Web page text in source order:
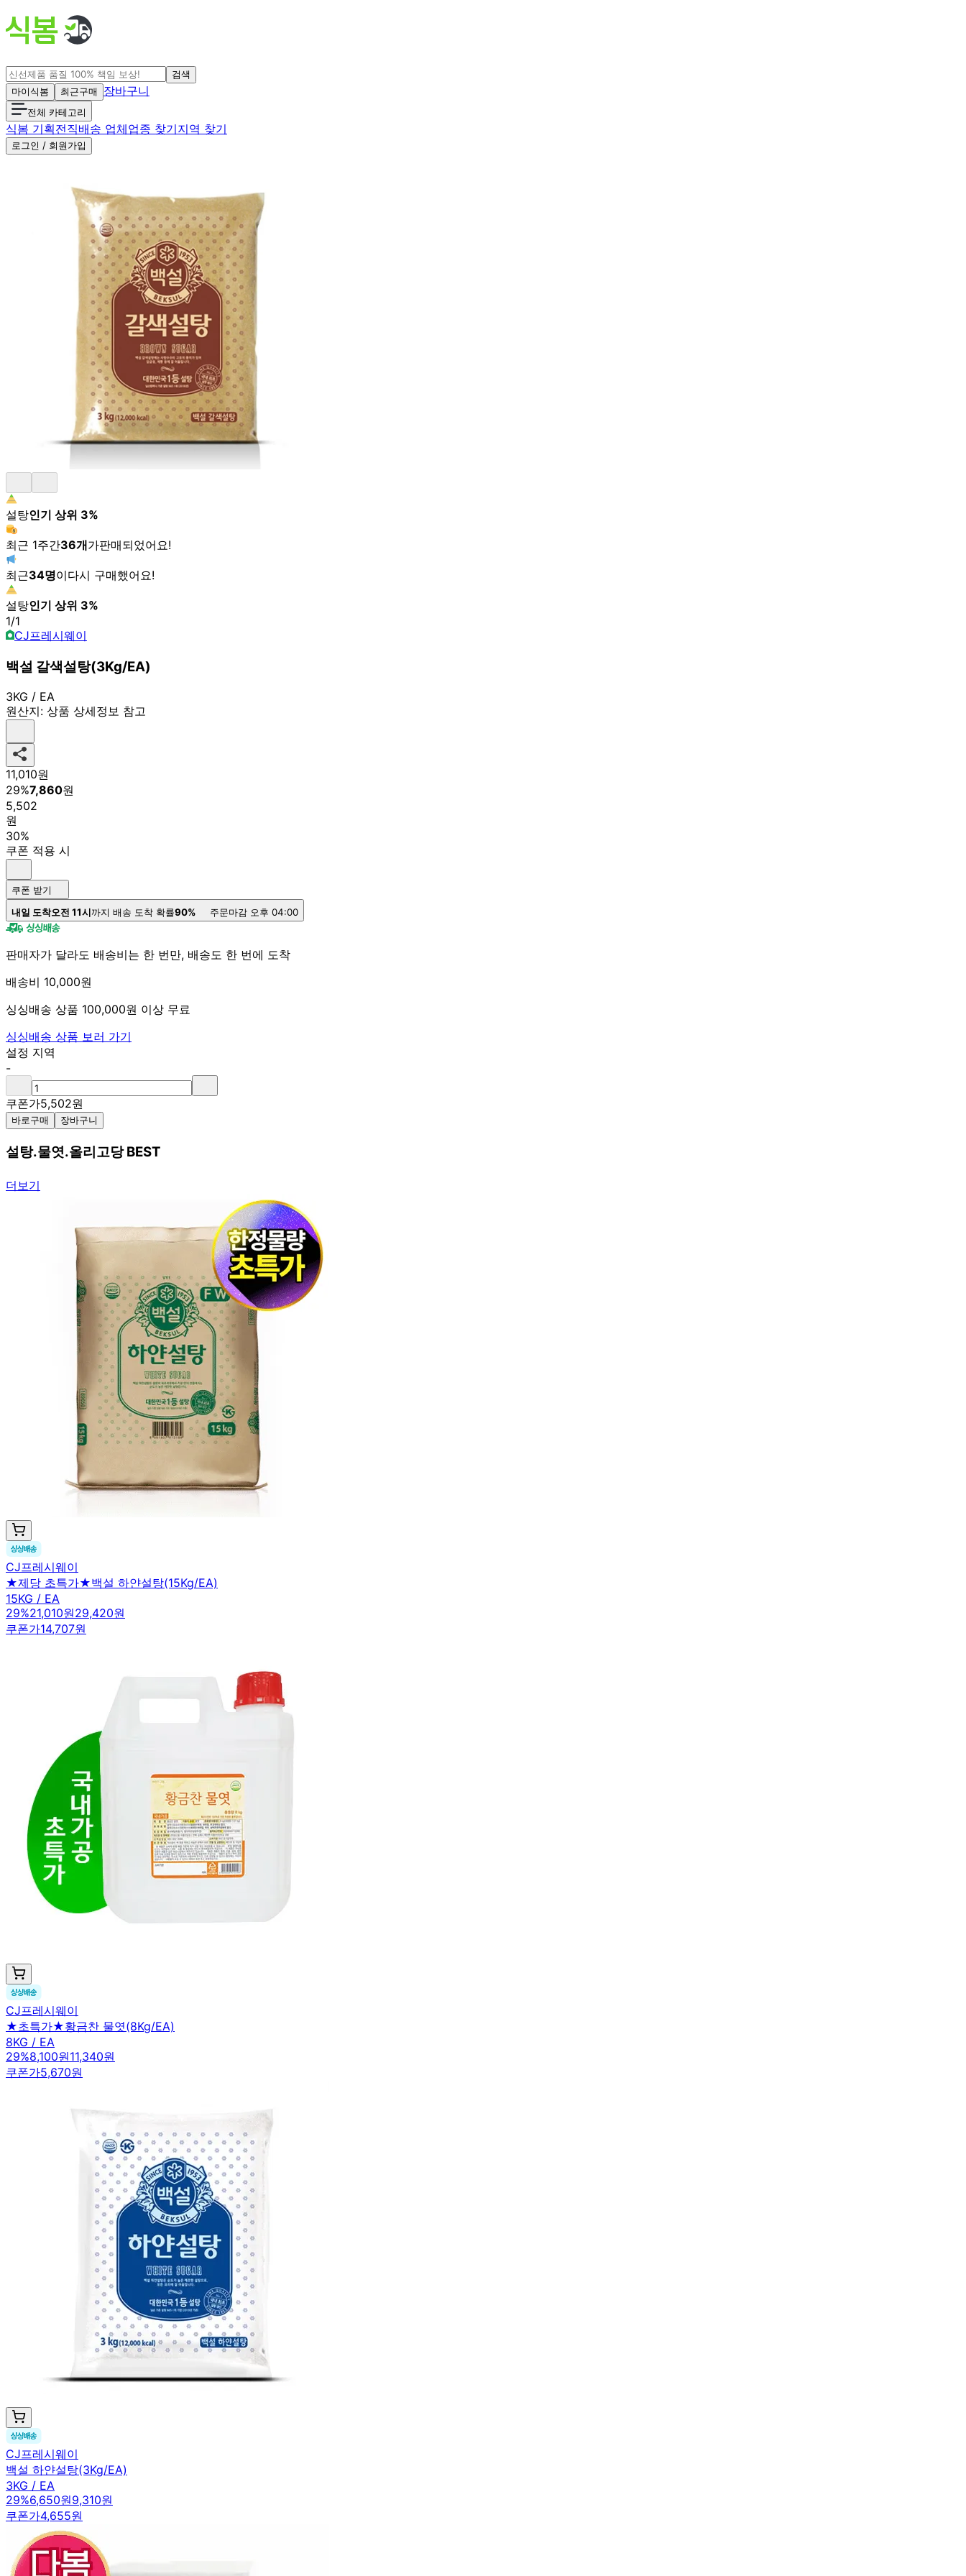
검색
마이식봄
최근구매 장바구니
전체 카테고리
식봄 기획전직배송 업체업종 찾기지역 찾기
로그인 / 회원가입
설탕인기 상위 3%
최근 1주간36개가판매되었어요!
최근34명이다시 구매했어요!
설탕인기 상위 3%
1/1
CJ프레시웨이
백설 갈색설탕(3Kg/EA)
3KG / EA
원산지: 상품 상세정보 참고
11,010원
29%7,860원
5,502
원
30%
쿠폰 적용 시
쿠폰 받기
내일 도착오전 11시까지 배송 도착 확률90% 주문마감 오후 04:00
판매자가 달라도 배송비는 한 번만, 배송도 한 번에 도착
배송비 10,000원
싱싱배송 상품 100,000원 이상 무료
싱싱배송 상품 보러 가기
설정 지역
-
쿠폰가5,502원
바로구매 장바구니
설탕.물엿.올리고당 BEST
더보기
CJ프레시웨이
★제당 초특가★백설 하얀설탕(15Kg/EA)
15KG / EA
29%21,010원29,420원
쿠폰가14,707원
CJ프레시웨이
★초특가★황금찬 물엿(8Kg/EA)
8KG / EA
29%8,100원11,340원
쿠폰가5,670원
CJ프레시웨이
백설 하얀설탕(3Kg/EA)
3KG / EA
29%6,650원9,310원
쿠폰가4,655원